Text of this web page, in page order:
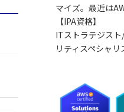
マイズ。最近は
【IPA資格】
ITストラテジス
リティスペシャリ